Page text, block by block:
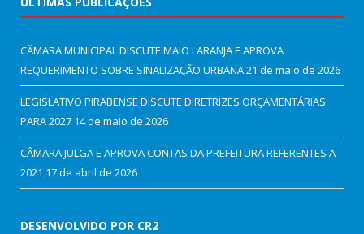
CÂMARA MUNICIPAL DISCUTE MAIO LARANJA E APROVA
REQUERIMENTO SOBRE SINALIZAÇÃO URBANA21 de maio de 2026
LEGISLATIVO PIRABENSE DISCUTE DIRETRIZES ORÇAMENTÁRIAS
PARA 2027 14 de maio de 2026
CÂMARA JULGA E APROVA CONTAS DA PREFEITURA REFERENTES A
2021 17 de abril de 2026
DESENVOLVIDO POR CR2